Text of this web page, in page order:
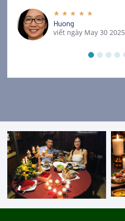
Huong
viết ngày May 30 2025